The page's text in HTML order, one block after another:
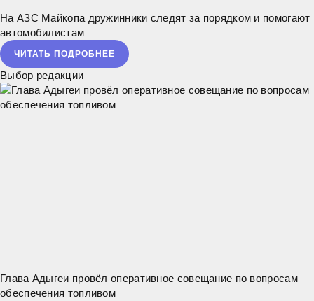
На АЗС Майкопа дружинники следят за порядком и помогают
автомобилистам
ЧИТАТЬ ПОДРОБНЕЕ
Выбор редакции
Глава Адыгеи провёл оперативное совещание по вопросам
обеспечения топливом